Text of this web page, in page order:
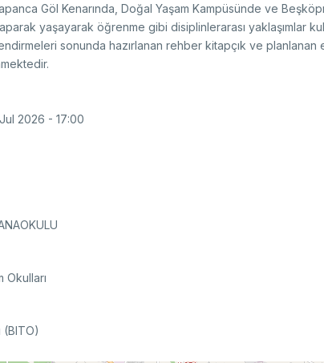
Space Technologies Research E.
(SPACE)
Kutup Araştırmaları Enstitüsü (KARE)
Göl Kenarında, Doğal Yaşam Kampüsünde ve
yaşayarak öğrenme gibi disiplinlerarası yaklaşımlar
sonunda hazırlanan rehber kitapçık ve
2026 - 17:00
(BITO)